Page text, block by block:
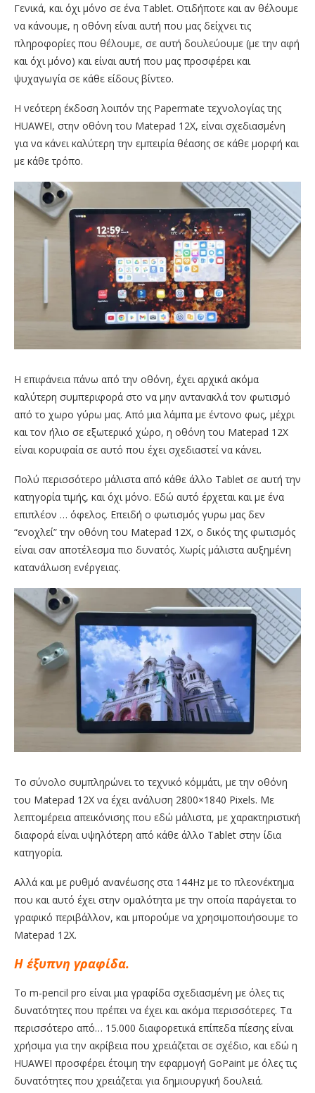
Γενικά, και όχι μόνο σε ένα Tablet. Οτιδήποτε και αν θέλουμε
να κάνουμε, η οθόνη είναι αυτή που μας δείχνει τις
πληροφορίες που θέλουμε, σε αυτή δουλεύουμε (με την αφή
και όχι μόνο) και είναι αυτή που μας προσφέρει και
ψυχαγωγία σε κάθε είδους βίντεο.
Η νεότερη έκδοση λοιπόν της Papermate τεχνολογίας της
HUAWEI, στην οθόνη του Matepad 12X, είναι σχεδιασμένη
για να κάνει καλύτερη την εμπειρία θέασης σε κάθε μορφή και
με κάθε τρόπο.
Η επιφάνεια πάνω από την οθόνη, έχει αρχικά ακόμα
καλύτερη συμπεριφορά στο να μην αντανακλά τον φωτισμό
από το χωρο γύρω μας. Από μια λάμπα με έντονο φως, μέχρι
και τον ήλιο σε εξωτερικό χώρο, η οθόνη του Matepad 12X
είναι κορυφαία σε αυτό που έχει σχεδιαστεί να κάνει.
Πολύ περισσότερο μάλιστα από κάθε άλλο Tablet σε αυτή την
κατηγορία τιμής, και όχι μόνο. Εδώ αυτό έρχεται και με ένα
επιπλέον … όφελος. Επειδή ο φωτισμός γυρω μας δεν
“ενοχλεί” την οθόνη του Matepad 12X, ο δικός της φωτισμός
είναι σαν αποτέλεσμα πιο δυνατός. Χωρίς μάλιστα αυξημένη
κατανάλωση ενέργειας.
Το σύνολο συμπληρώνει το τεχνικό κόμμάτι, με την οθόνη
του Matepad 12X να έχει ανάλυση 2800×1840 Pixels. Με
λεπτομέρεια απεικόνισης που εδώ μάλιστα, με χαρακτηριστική
διαφορά είναι υψηλότερη από κάθε άλλο Tablet στην ίδια
κατηγορία.
Αλλά και με ρυθμό ανανέωσης στα 144Hz με το πλεονέκτημα
που και αυτό έχει στην ομαλότητα με την οποία παράγεται το
γραφικό περιβάλλον, και μπορούμε να χρησιμοποιήσουμε το
Matepad 12X.
H έξυπνη γραφίδα.
Το m-pencil pro είναι μια γραφίδα σχεδιασμένη με όλες τις
δυνατότητες που πρέπει να έχει και ακόμα περισσότερες. Τα
περισσότερο από… 15.000 διαφορετικά επίπεδα πίεσης είναι
χρήσιμα για την ακρίβεια που χρειάζεται σε σχέδιο, και εδώ η
HUAWEI προσφέρει έτοιμη την εφαρμογή GoPaint με όλες τις
δυνατότητες που χρειάζεται για δημιουργική δουλειά.